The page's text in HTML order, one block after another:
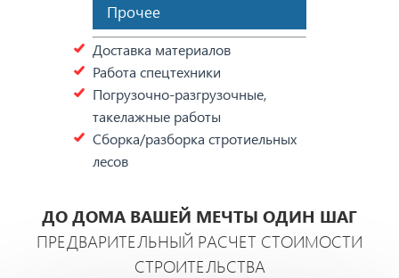
Прочее
Доставка материалов
Работа спецтехники
Погрузочно-разгрузочные,
такелажные работы
Сборка/разборка стротиельных
лесов
ДО ДОМА ВАШЕЙ МЕЧТЫ ОДИН ШАГ
ПРЕДВАРИТЕЛЬНЫЙ РАСЧЕТ СТОИМОСТИ
СТРОИТЕЛЬСТВА